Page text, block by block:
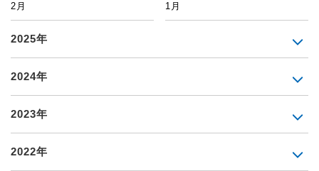
2月 1月
2025年
2024年
2023年
2022年